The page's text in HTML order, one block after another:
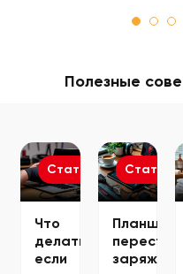
Полезные
Статьи
Что
делать,
если
Статьи
Планшет
перестал